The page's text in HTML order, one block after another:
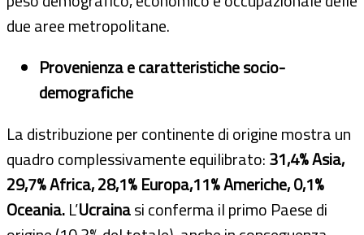
due aree metropolitane.
Provenienza e caratteristiche socio-
demografiche
La distribuzione per continente di origine mostra un
quadro complessivamente equilibrato:31,4% Asia,
29,7% Africa, 28,1% Europa,11% Americhe, 0,1%
Oceania.L’Ucrainasi conferma il primo Paese di